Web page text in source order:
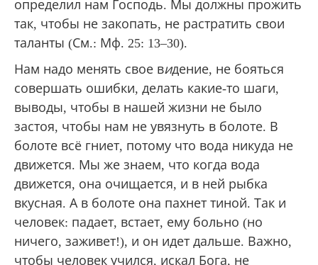
определил нам Господь. Мы должны прожить
так, чтобы не закопать, не растратить свои
таланты (См.: Мф. 25: 13–30).
Нам надо менять свое видение, не бояться
совершать ошибки, делать какие-то шаги,
выводы, чтобы в нашей жизни не было
застоя, чтобы нам не увязнуть в болоте. В
болоте всё гниет, потому что вода никуда не
движется. Мы же знаем, что когда вода
движется, она очищается, и в ней рыбка
вкусная. А в болоте она пахнет тиной. Так и
человек: падает, встает, ему больно (но
ничего, заживет!), и он идет дальше. Важно,
чтобы человек учился, искал Бога, не